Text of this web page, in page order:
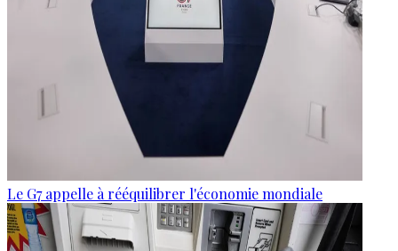
Le G7 appelle à rééquilibrer l'économie mondiale